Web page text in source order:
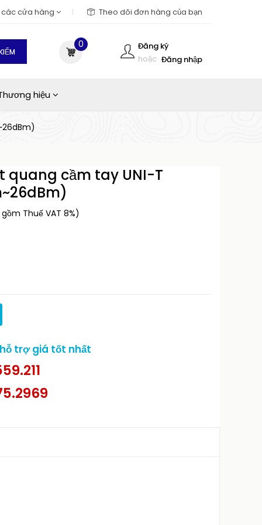
cửa hàng Theo dõi đơn hàng của bạn
Đăng ký
hoặc Đăng nhập
0
hiệu
quang cầm tay UNI-T
Thuế VAT 8%)
trợ giá tốt nhất